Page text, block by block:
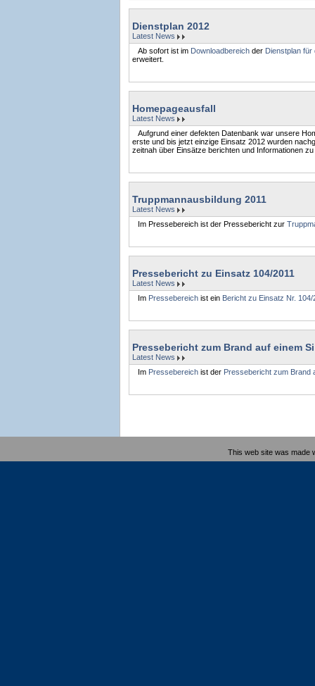
Dienstplan 2012
Latest News
Ab sofort ist im Downloadbereichder Dienstplan für
erweitert.
Homepageausfall
Latest News
Aufgrund einer defekten Datenbank war unsere
erste und bis jetzt einzige Einsatz 2012 wurden
zeitnah über Einsätze berichten und Informationen
Truppmannausbildung 2011
Latest News
Im Pressebereich ist der Pressebericht zur
Pressebericht zu Einsatz 104/2011
Latest News
Im Pressebereichist ein Bericht zu Einsatz Nr. 104/
Pressebericht zum Brand auf einem
Latest News
Im Pressebereichist der Pressebericht zum Brand
This web site was made